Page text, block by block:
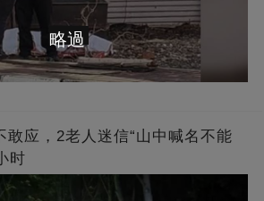
敢应，2老人迷信“山中喊名不能
时
略過